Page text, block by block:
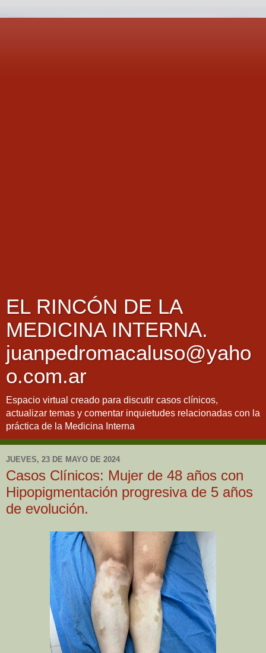
EL RINCÓN DE LA
MEDICINA INTERNA.
juanpedromacaluso@yaho
o.com.ar
Espacio virtual creado para discutir casos clínicos,
actualizar temas y comentar inquietudes relacionadas con la
práctica de la Medicina Interna
JUEVES, 23 DE MAYO DE 2024
Casos Clínicos: Mujer de 48 años con
Hipopigmentación progresiva de 5 años
de evolución.